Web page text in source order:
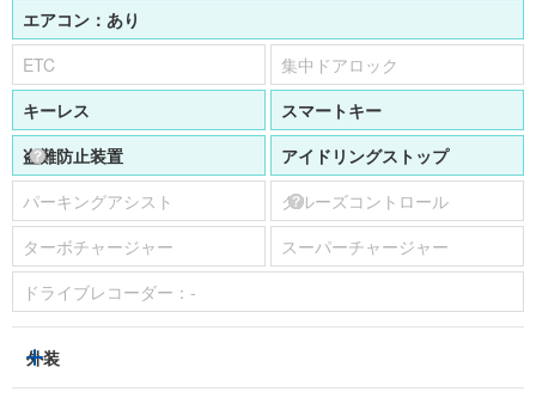
エアコン： あり
ETC
集中ドアロック
キーレス
スマートキー
盗難防止装置
アイドリングストップ
パーキングアシスト
クルーズコントロール
ターボチャージャー
スーパーチャージャー
ドライブレコーダー： -
外装